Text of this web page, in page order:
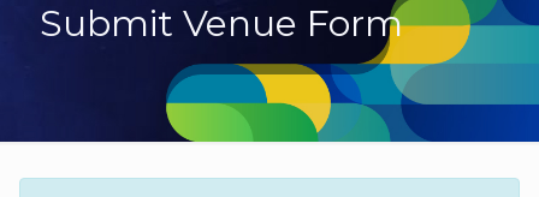
Submit Venue Form